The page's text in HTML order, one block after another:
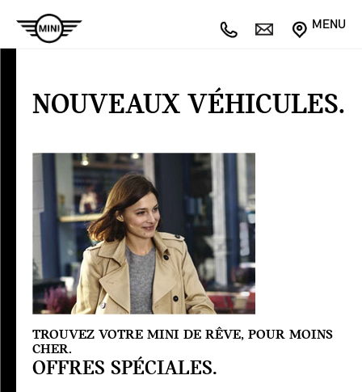
MENU
VÉHICULES
Offres
NOUVEAUX VÉHICULES.
TROUVEZ VOTRE MINI DE RÊVE, POUR MOINS
CHER.
OFFRES SPÉCIALES.